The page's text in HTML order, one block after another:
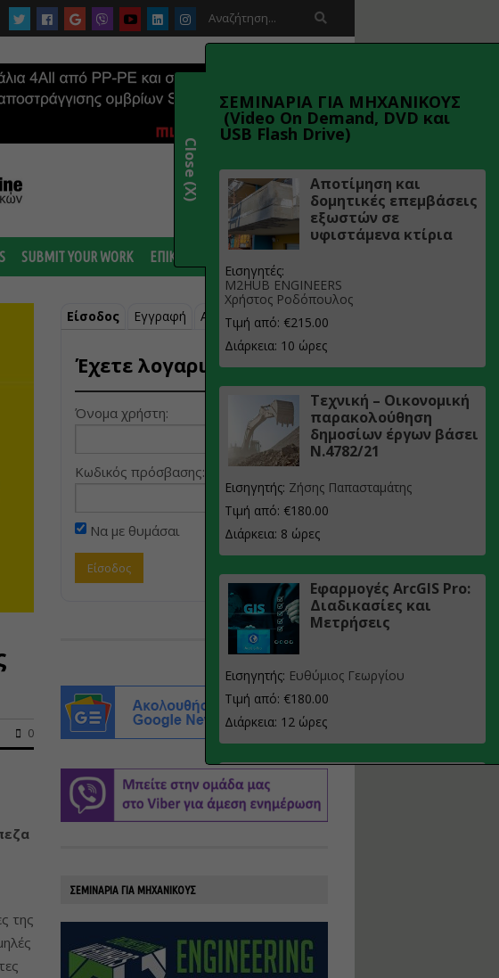

SUBMIT YOUR WORK ΕΠΙΚΟΙΝΩΝΙΑ
0
της
Είσοδος Εγγραφή Ανάκτηση κωδικού
Έχετε λογαριασμό;
Όνομα χρήστη:
Κωδικός πρόσβασης:
Να με θυμάσαι
ΣΕΜΙΝΑΡΙΑ ΓΙΑ ΜΗΧΑΝΙΚΟΥΣ
ΣΕΜΙΝΑΡΙΑ ΓΙΑ ΜΗΧΑΝΙΚΟΥΣ
(Video On Demand, DVD και
USB Flash Drive)
Αποτίμηση και
δομητικές επεμβάσεις
εξωστών σε
υφιστάμενα κτίρια
Εισηγητές:
M2HUB ENGINEERS
Χρήστος Ροδόπουλος
Τιμή από: €215.00
Διάρκεια: 10 ώρες
Τεχνική – Οικονομική
παρακολούθηση
δημοσίων έργων βάσει
Ν.4782/21
Εισηγητής: Ζήσης Παπασταμάτης
Τιμή από: €180.00
Διάρκεια: 8 ώρες
Εφαρμογές ArcGIS Pro:
Διαδικασίες και
Μετρήσεις
Εισηγητής: Ευθύμιος Γεωργίου
Τιμή από: €180.00
Διάρκεια: 12 ώρες
υλοποίηση
φωτοβολταϊκών
Τιμή από: €230.00
Διάρκεια: 16 ώρες
Close (X)